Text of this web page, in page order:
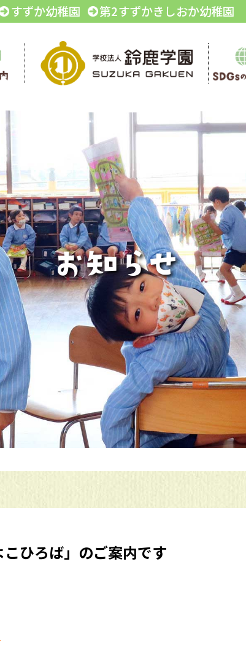
すずか幼稚園 第2すずかきしおか幼稚園
ひろば」のご案内です